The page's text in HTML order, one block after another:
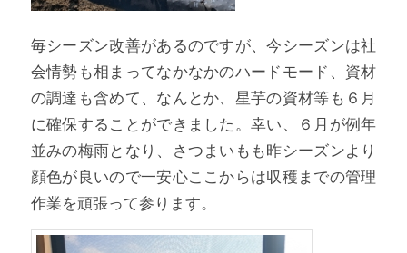
毎シーズン改善があるのですが、今シーズンは社
会情勢も相まってなかなかのハードモード、資材
の調達も含めて、なんとか、星芋の資材等も６月
に確保することができました。幸い、６月が例年
並みの梅雨となり、さつまいもも昨シーズンより
顔色が良いので一安心ここからは収穫までの管理
作業を頑張って参ります。